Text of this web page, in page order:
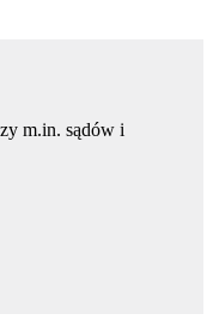
m.in. sądów i